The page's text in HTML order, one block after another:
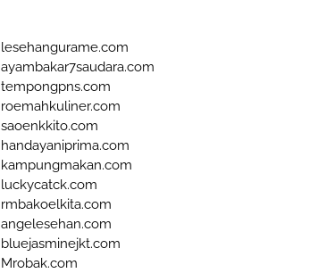
lesehangurame.com
ayambakar7saudara.com
tempongpns.com
roemahkuliner.com
saoenkkito.com
handayaniprima.com
kampungmakan.com
luckycatck.com
rmbakoelkita.com
angelesehan.com
bluejasminejkt.com
Mrobak.com